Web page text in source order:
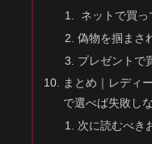
ネットで買っ
偽物を掴まさ
プレゼントで
まとめ｜レディ
で選べば失敗し
次に読むべき